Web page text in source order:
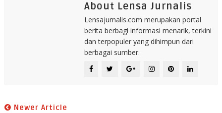
About Lensa Jurnalis
Lensajurnalis.com merupakan portal
berita berbagi informasi menarik, terkini
dan terpopuler yang dihimpun dari
berbagai sumber.
Newer Article